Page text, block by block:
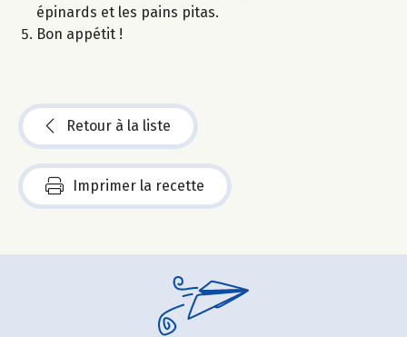
épinards et les pains pitas.
Bon appétit !
Retour à la liste
Imprimer la recette